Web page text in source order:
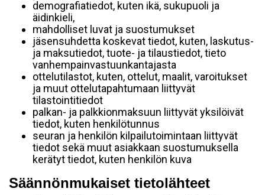
demografiatiedot, kuten ikä, sukupuoli ja
äidinkieli,
mahdolliset luvat ja suostumukset
jäsensuhdetta koskevat tiedot, kuten, laskutus-
ja maksutiedot, tuote- ja tilaustiedot, tieto
vanhempainvastuunkantajasta
ottelutilastot, kuten, ottelut, maalit, varoitukset
ja muut ottelutapahtumaan liittyvät
tilastointitiedot
palkan- ja palkkionmaksuun liittyvät yksilöivät
tiedot, kuten henkilötunnus
seuran ja henkilön kilpailutoimintaan liittyvät
tiedot sekä muut asiakkaan suostumuksella
kerätyt tiedot, kuten henkilön kuva
Säännönmukaiset tietolähteet